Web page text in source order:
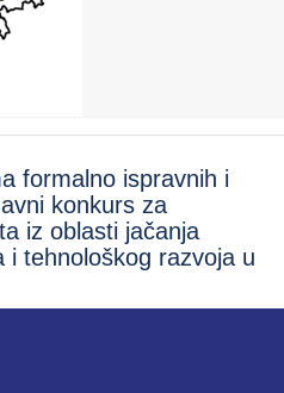
formalno ispravnih i
konkurs za
iz oblasti jačanja
i tehnološkog razvoja u